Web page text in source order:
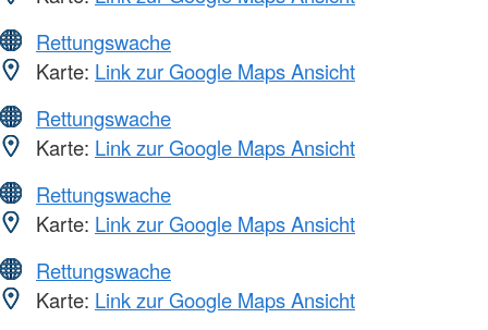
Rettungswache
Karte: Link zur Google Maps Ansicht
Rettungswache
Karte: Link zur Google Maps Ansicht
Rettungswache
Karte: Link zur Google Maps Ansicht
Rettungswache
Karte: Link zur Google Maps Ansicht